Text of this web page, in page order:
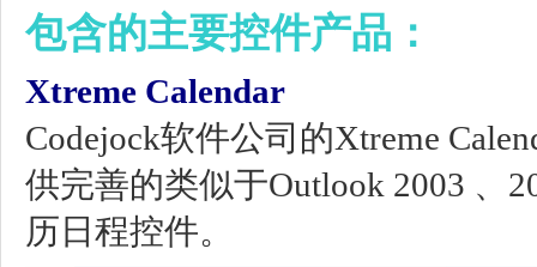
包含的主要控件产品：
Xtreme Calendar
Codejock软件公司的Xtreme
供完善的类似于Outlook 2003 、
历日程控件。